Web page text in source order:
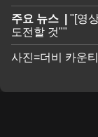
주요 뉴스 | "​[영
도전할 것""
사진=더비 카운